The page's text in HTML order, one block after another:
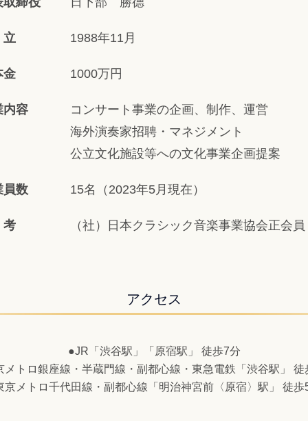
1988年11月
金 1000万円
内容
コンサート事業の企画、制作、運営
海外演奏家招聘・マネジメント
公立文化施設等への文化事業企画提案
員数 15名（2023年5月現在）
（社）日本クラシック音楽事業協会正会員
アクセス
●JR「渋谷駅」「原宿駅」 徒歩7分
メトロ銀座線・半蔵門線・副都心線・東急電鉄「渋谷駅」 徒
京メトロ千代田線・副都心線「明治神宮前〈原宿〉駅」 徒歩